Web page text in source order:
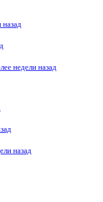
назад
недели назад
назад